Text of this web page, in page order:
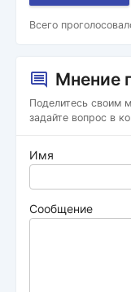
Всего
Мнение
Поделитесь своим
задайте вопрос в
Имя
Сообщение